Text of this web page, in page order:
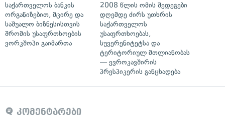
საქართველოს ბანკის
ორგანიზებით, მცირე და
საშუალო ბიზნესისთვის
შრომის უსაფრთხოების
ვორკშოპი გაიმართა
2008 წლის ომის შედეგები
დღემდე ძირს უთხრის
საქართველოს
უსაფრთხოებას,
სუვერენიტეტსა და
ტერიტორიულ მთლიანობას
— ევროკავშირის
პრესპიკერის განცხადება
კომენტარები